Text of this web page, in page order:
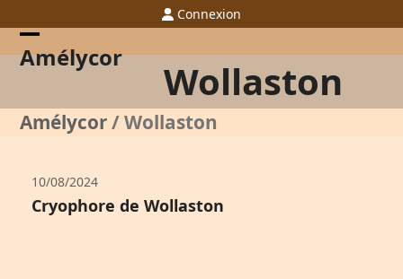
to
content
Connexion
Amélycor
Open
menu
Close
menu
Wollaston
Amélycor/Wollaston
10/08/2024
Cryophore de Wollaston